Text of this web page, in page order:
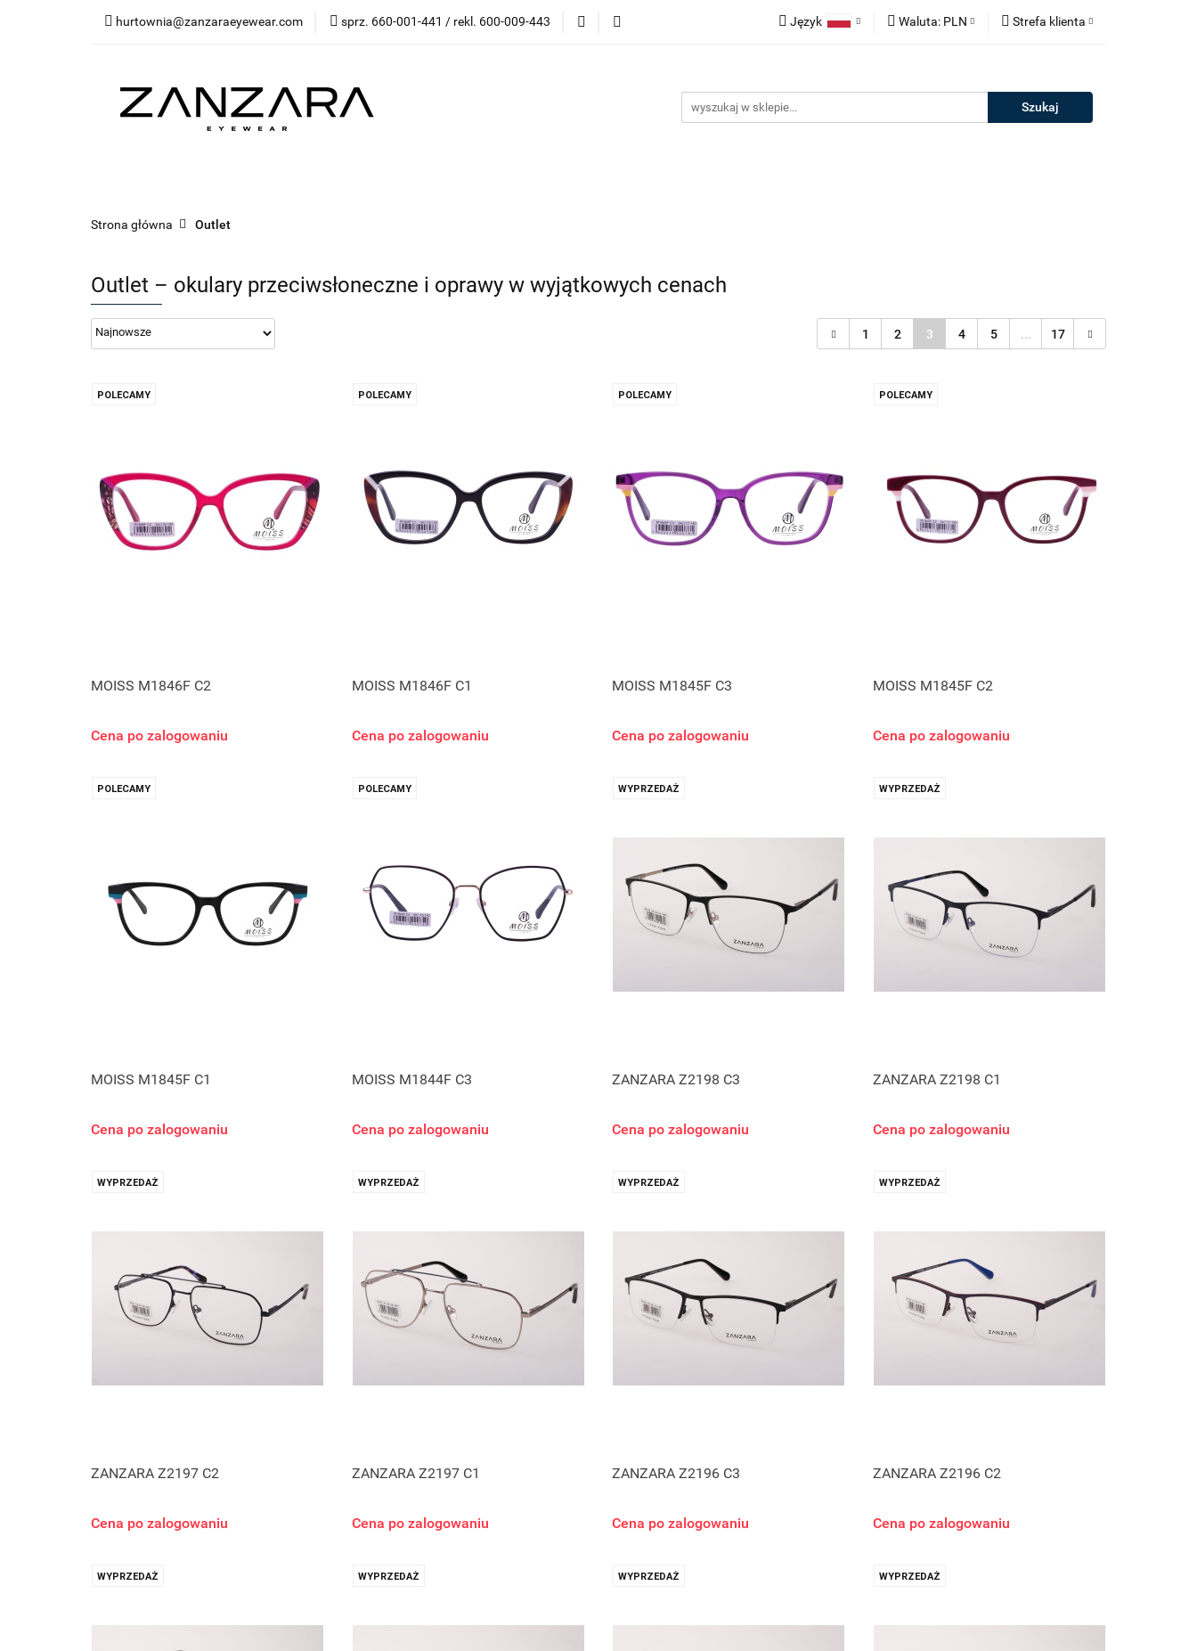
hurtownia@zanzaraeyewear.com sprz. 660-001-441 / rekl. 600-009-443 Język
English
German
Waluta: PLN
EUR
Strefa klienta
Zarejestruj się
Dodaj zgłoszenie
Bestsellery Kategorie
NOWOŚCI Oprawki korekcyjne Oprawki Clip On Okulary przeciwsłoneczne
Akcesoria Bestsellery Kategorie
Strona główna Outlet
Outlet – okulary przeciwsłoneczne i oprawy w wyjątkowych cenach
1 2 3 4 5 ... 17
POLECAMY
MOISS M1846F C2
Cena po zalogowaniu
POLECAMY
MOISS M1846F C1
Cena po zalogowaniu
POLECAMY
MOISS M1845F C3
Cena po zalogowaniu
POLECAMY
MOISS M1845F C2
Cena po zalogowaniu
POLECAMY
MOISS M1845F C1
Cena po zalogowaniu
POLECAMY
MOISS M1844F C3
Cena po zalogowaniu
WYPRZEDAŻ
ZANZARA Z2198 C3
Cena po zalogowaniu
WYPRZEDAŻ
ZANZARA Z2198 C1
Cena po zalogowaniu
WYPRZEDAŻ
ZANZARA Z2197 C2
Cena po zalogowaniu
WYPRZEDAŻ
ZANZARA Z2197 C1
Cena po zalogowaniu
WYPRZEDAŻ
ZANZARA Z2196 C3
Cena po zalogowaniu
WYPRZEDAŻ
ZANZARA Z2196 C2
Cena po zalogowaniu
WYPRZEDAŻ WYPRZEDAŻ WYPRZEDAŻ WYPRZEDAŻ